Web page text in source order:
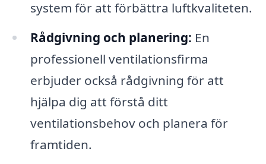
system för att förbättra luftkvaliteten.
Rådgivning och planering: En
professionell ventilationsfirma
erbjuder också rådgivning för att
hjälpa dig att förstå ditt
ventilationsbehov och planera för
framtiden.